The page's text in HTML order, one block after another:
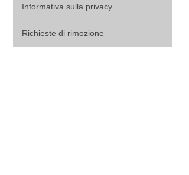
Informativa sulla privacy
Richieste di rimozione